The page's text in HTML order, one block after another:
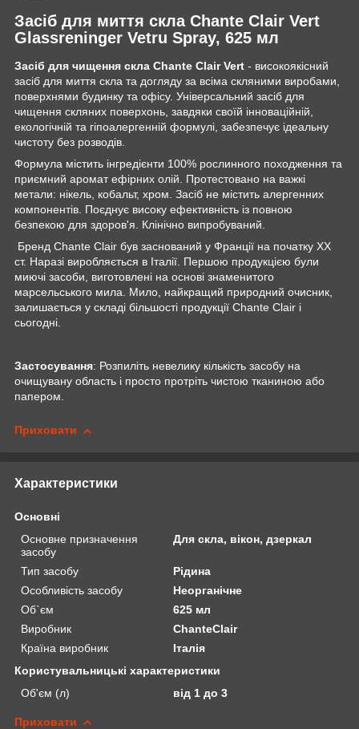
Засіб для миття скла Chante Clair Vert
Glassreninger Vetru Spray, 625 мл
Засіб для чищення скла Chante Clair Vert - високоякісний
засіб для миття скла та догляду за всіма скляними виробами,
поверхнями будинку та офісу. Універсальний засіб для
чищення скляних поверхонь, завдяки своїй інноваційній,
екологічній та гіпоалергенній формулі, забезпечує ідеальну
чистоту без розводів.
Формула містить інгредієнти 100% рослинного походження та
приємний аромат ефірних олій. Протестовано на важкі
метали: нікель, кобальт, хром. Засіб не містить алергенних
компонентів. Поєднує високу ефективність із повною
безпекою для здоров'я. Клінічно випробуваний.
Бренд Chante Clair був заснований у Франції на початку ХХ
ст. Наразі виробляється в Італії. Першою продукцією були
миючі засоби, виготовлені на основі знаменитого
марсельського мила. Мило, найкращий природний очисник,
залишається у складі більшості продукції Chante Clair і
сьогодні.
Застосування: Розпиліть невелику кількість засобу на
очищувану область і просто протріть чистою тканиною або
папером.
Приховати
Характеристики
Основні
Основне призначення
засобу
Для скла, вікон, дзеркал
Тип засобу
Рідина
Особливість засобу
Неорганічне
Об`єм
625 мл
Виробник
ChanteClair
Країна виробник
Італія
Користувальницькі характеристики
Об'єм (л)
від 1 до 3
Приховати